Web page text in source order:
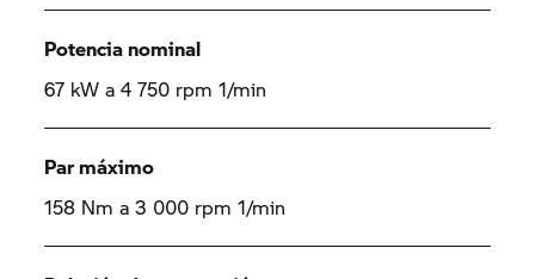
Potencia nominal
67 kW a 4 750 rpm 1/min
Par máximo
158 Nm a 3 000 rpm 1/min